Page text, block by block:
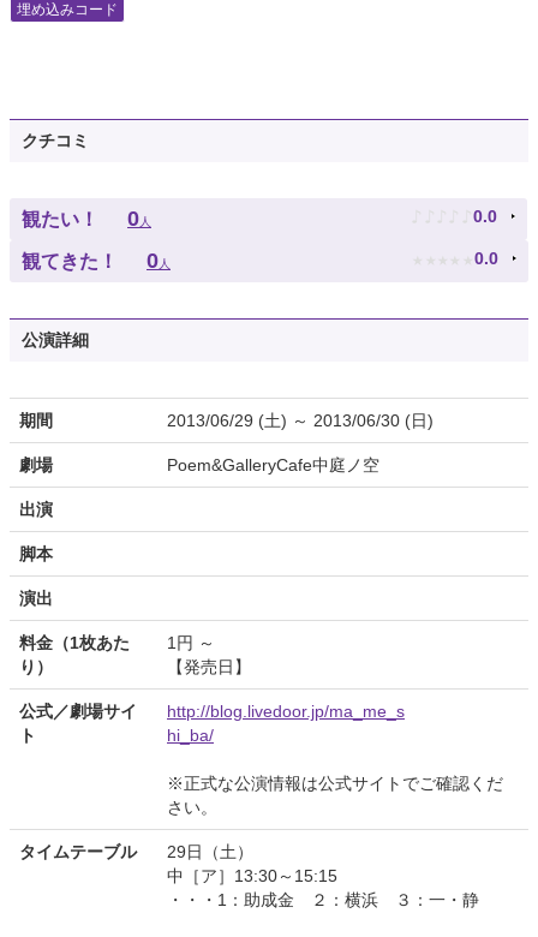
埋め込みコード
クチコミ
観たい！ 0人 ♪ ♪ ♪ ♪ ♪ 0.0
観てきた！ 0人 ★ ★ ★ ★ ★ 0.0
公演詳細
期間 2013/06/29 (土) ～ 2013/06/30 (日)
劇場 Poem&GalleryCafe中庭ノ空
出演
脚本
演出
料金（1枚あた
り）
1円 ～
【発売日】
公式／劇場サイ
ト
http://blog.livedoor.jp/ma_me_s
hi_ba/
※正式な公演情報は公式サイトでご確認くだ
さい。
タイムテーブル
29日（土）
中［ア］13:30～15:15
・・・1：助成金 ２：横浜 ３：一・静